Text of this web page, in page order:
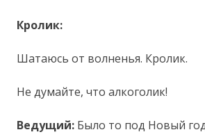
Кролик:
Шатаюсь от волненья. Кролик.
Не думайте, что алкоголик!
Ведущий: Было то под Новый